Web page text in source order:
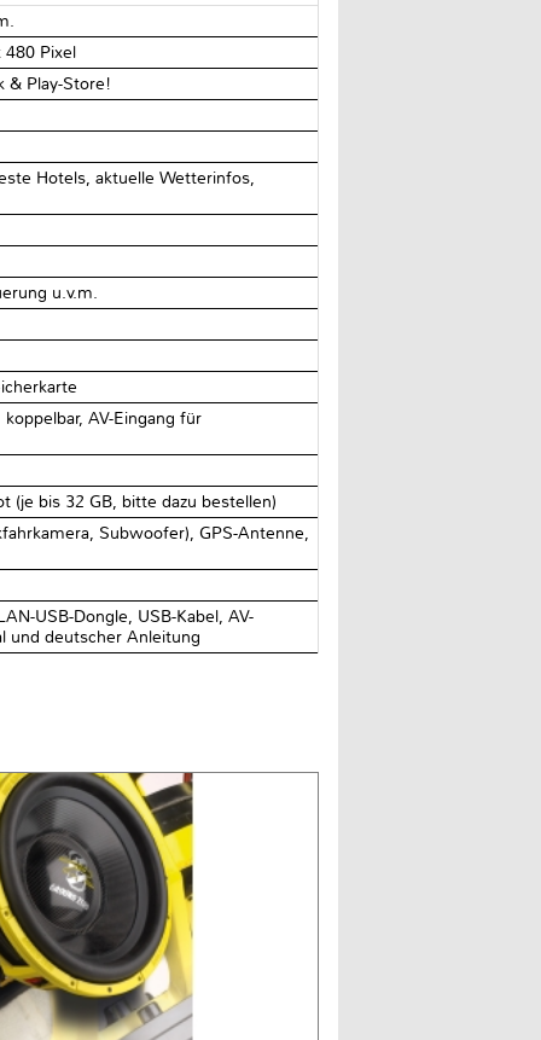
480 Pixel
& Play-Store!
Hotels, aktuelle Wetterinfos,
u.v.m.
AV-Eingang für
(je bis 32 GB, bitte dazu bestellen)
Subwoofer), GPS-Antenne,
USB-Dongle, USB-Kabel, AV-
und deutscher Anleitung